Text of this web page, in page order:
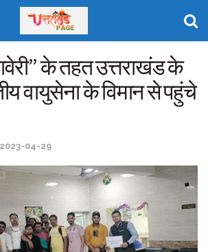
के तहत उत्तराखंड के
वायुसेना के विमान से पहुंचे
2023-04-29